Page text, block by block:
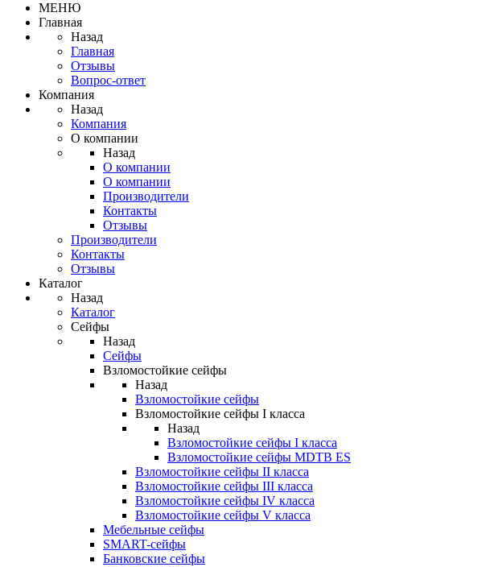
МЕНЮ
Главная
Назад
Главная
Отзывы
Вопрос-ответ
Компания
Назад
Компания
О компании
Назад
О компании
О компании
Производители
Контакты
Отзывы
Производители
Контакты
Отзывы
Каталог
Назад
Каталог
Сейфы
Назад
Сейфы
Взломостойкие сейфы
Назад
Взломостойкие сейфы
Взломостойкие сейфы I класса
Назад
Взломостойкие сейфы I класса
Взломостойкие сейфы MDTB ES
Взломостойкие сейфы II класса
Взломостойкие сейфы III класса
Взломостойкие сейфы IV класса
Взломостойкие сейфы V класса
Мебельные сейфы
SMART-сейфы
Банковские сейфы